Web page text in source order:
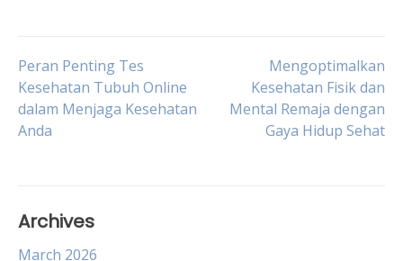
Post
navigation
Peran Penting Tes
Kesehatan Tubuh Online
dalam Menjaga Kesehatan
Anda
Mengoptimalkan
Kesehatan Fisik dan
Mental Remaja dengan
Gaya Hidup Sehat
Archives
March 2026